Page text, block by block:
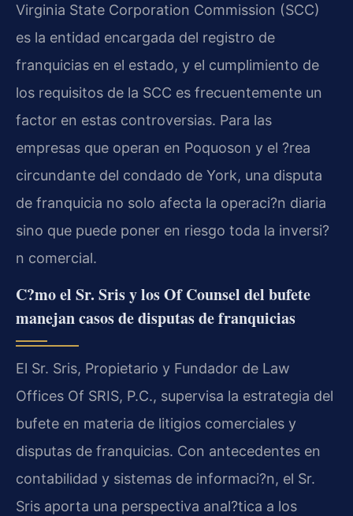
Virginia State Corporation Commission (SCC)
es la entidad encargada del registro de
franquicias en el estado, y el cumplimiento de
los requisitos de la SCC es frecuentemente un
factor en estas controversias. Para las
empresas que operan en Poquoson y el ?rea
circundante del condado de York, una disputa
de franquicia no solo afecta la operaci?n diaria
sino que puede poner en riesgo toda la inversi?
n comercial.
C?mo el Sr. Sris y los Of Counsel del bufete
manejan casos de disputas de franquicias
El Sr. Sris, Propietario y Fundador de Law
Offices Of SRIS, P.C., supervisa la estrategia del
bufete en materia de litigios comerciales y
disputas de franquicias. Con antecedentes en
contabilidad y sistemas de informaci?n, el Sr.
Sris aporta una perspectiva anal?tica a los